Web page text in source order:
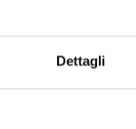
Dettagli